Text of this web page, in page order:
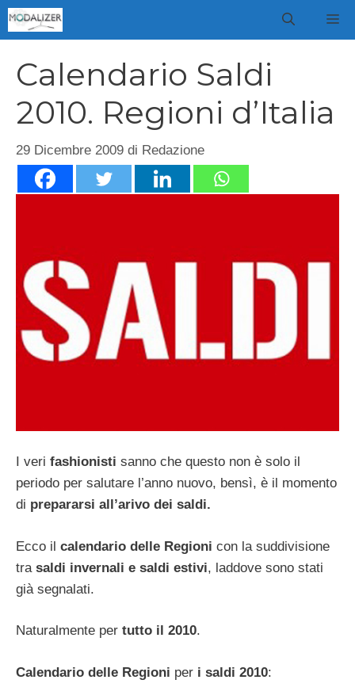
Vai
al
Calendario Saldi
2010. Regioni d’Italia
29 Dicembre 2009 di Redazione
I veri fashionisti sanno che questo non è solo il
periodo per salutare l’anno nuovo, bensì, è il momento
di prepararsi all’arivo dei saldi.
Ecco il calendario delle Regioni con la suddivisione
tra saldi invernali e saldi estivi, laddove sono stati
già segnalati.
Naturalmente per tutto il 2010.
Calendario delle Regioni per i saldi 2010: